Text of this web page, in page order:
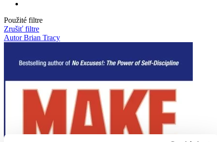
Použité filtre
Zrušiť filtre
Autor Brian Tracy